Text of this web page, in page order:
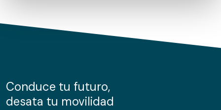
de cookies.
información sobre el uso que haga del sitio web con
nuestros partners de redes sociales, publicidad y análisis
Conduce tu futuro,
desata tu movilidad